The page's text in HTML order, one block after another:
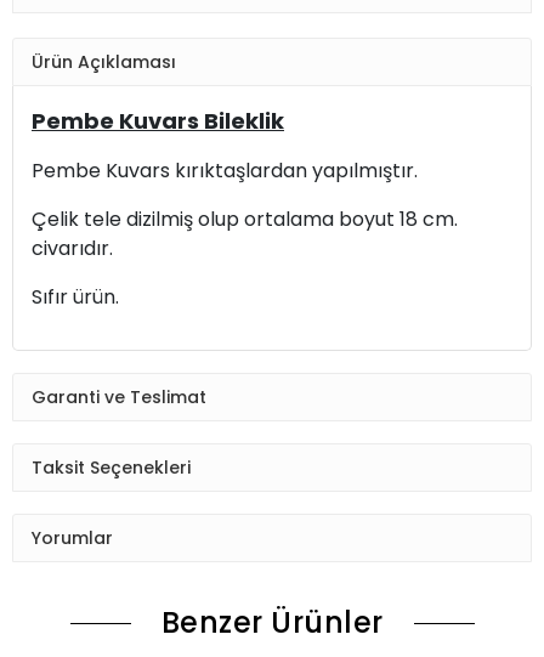
Ürün Açıklaması
Pembe Kuvars Bileklik
Pembe Kuvars kırıktaşlardan yapılmıştır.
Çelik tele dizilmiş olup ortalama boyut 18 cm.
civarıdır.
Sıfır ürün.
Garanti ve Teslimat
Taksit Seçenekleri
Yorumlar
Benzer Ürünler